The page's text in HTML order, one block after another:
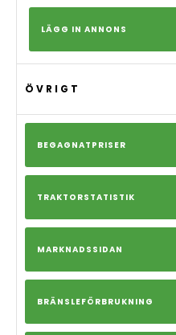
LÄGG IN ANNONS
ÖVRIGT
BEGAGNATPRISER
TRAKTORSTATISTIK
MARKNADSSIDAN
BRÄNSLEFÖRBRUKNING